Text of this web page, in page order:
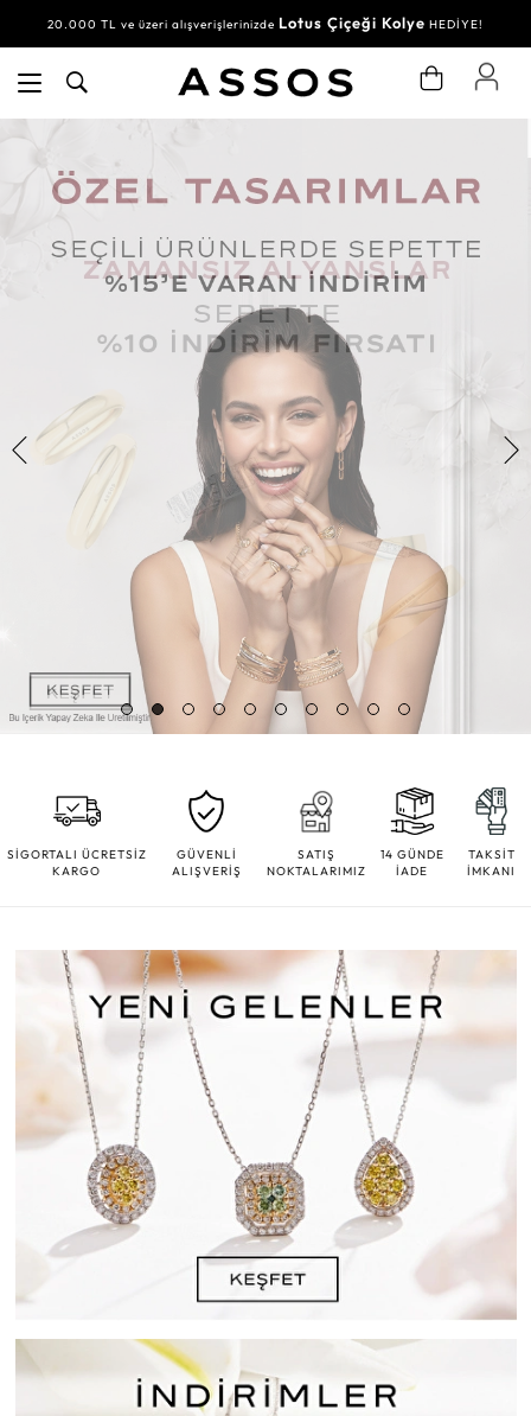
20.000 TL ve üzeri alışverişlerinizde Lotus Çiçeği Kolye HEDİYE!
SİGORTALI ÜCRETSİZ
KARGO
GÜVENLİ
ALIŞVERİŞ
SATIŞ
NOKTALARIMIZ
14 GÜNDE
İADE
TAKSİT
İMKANI